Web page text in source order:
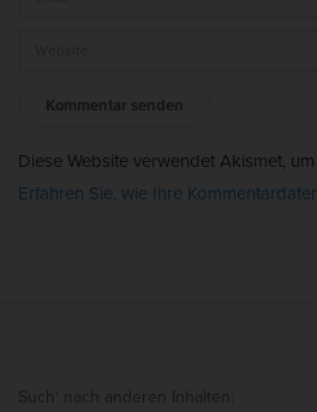
Diese Website verwendet Akismet,
Erfahren Sie, wie Ihre
Such‘ nach anderen Inhalten: